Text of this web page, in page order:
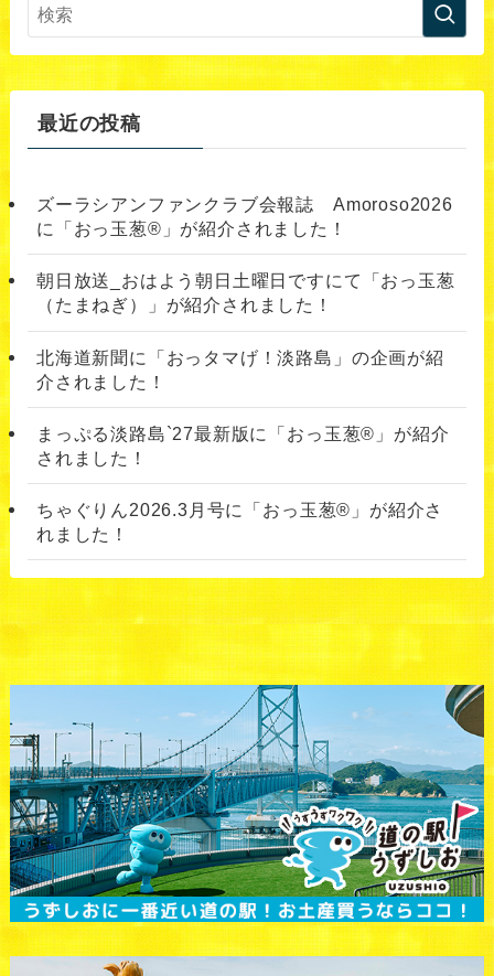
最近の投稿
ズーラシアンファンクラブ会報誌 Amoroso2026
に「おっ玉葱®︎」が紹介されました！
朝日放送_おはよう朝日土曜日ですにて「おっ玉葱
（たまねぎ）」が紹介されました！
北海道新聞に「おっタマげ！淡路島」の企画が紹
介されました！
まっぷる淡路島`27最新版に「おっ玉葱®」が紹介
されました！
ちゃぐりん2026.3月号に「おっ玉葱®」が紹介さ
れました！